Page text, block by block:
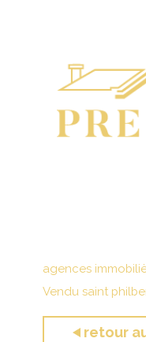
agences
Vendu saint
retour